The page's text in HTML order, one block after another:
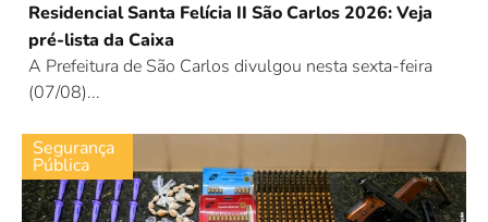
Residencial Santa Felícia II São Carlos 2026: Veja
pré-lista da Caixa
A Prefeitura de São Carlos divulgou nesta sexta-feira
(07/08)...
Segurança
Pública